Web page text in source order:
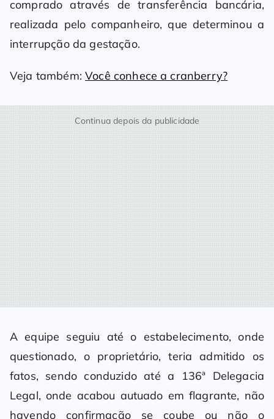
comprado através de transferência bancária,
realizada pelo companheiro, que determinou a
interrupção da gestação.
Veja também:Você conhece a cranberry?
Continua depois da publicidade
A equipe seguiu até o estabelecimento, onde
questionado, o proprietário, teria admitido os
fatos, sendo conduzido até a 136ª Delegacia
Legal, onde acabou autuado em flagrante, não
havendo confirmação se coube ou não o